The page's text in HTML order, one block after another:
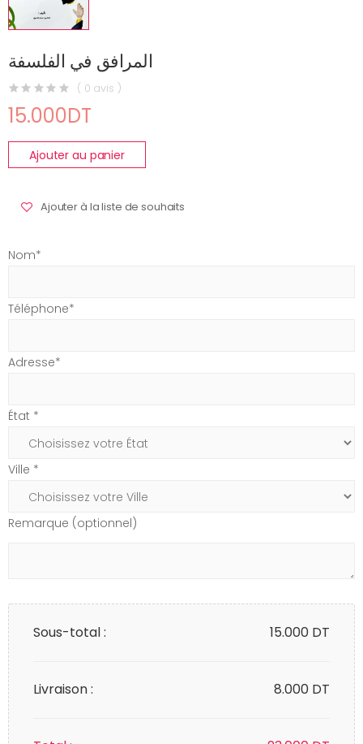
المرافق في الفلسفة
( 0 avis )
15.000DT
Ajouter au panier
Ajouter à la liste de souhaits
Nom*
Téléphone*
Adresse*
État *
Ville *
Remarque (optionnel)
Sous-total : 15.000 DT
Livraison : 8.000 DT